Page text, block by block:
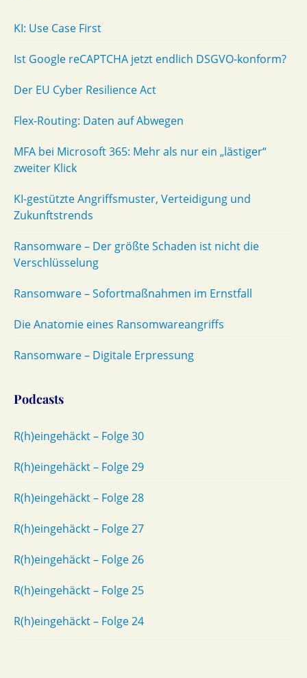
KI: Use Case First
Ist Google reCAPTCHA jetzt endlich DSGVO-konform?
Der EU Cyber Resilience Act
Flex-Routing: Daten auf Abwegen
MFA bei Microsoft 365: Mehr als nur ein „lästiger“
zweiter Klick
KI-gestützte Angriffsmuster, Verteidigung und
Zukunftstrends
Ransomware – Der größte Schaden ist nicht die
Verschlüsselung
Ransomware – Sofortmaßnahmen im Ernstfall
Die Anatomie eines Ransomwareangriffs
Ransomware – Digitale Erpressung
Podcasts
R(h)eingehäckt – Folge 30
R(h)eingehäckt – Folge 29
R(h)eingehäckt – Folge 28
R(h)eingehäckt – Folge 27
R(h)eingehäckt – Folge 26
R(h)eingehäckt – Folge 25
R(h)eingehäckt – Folge 24